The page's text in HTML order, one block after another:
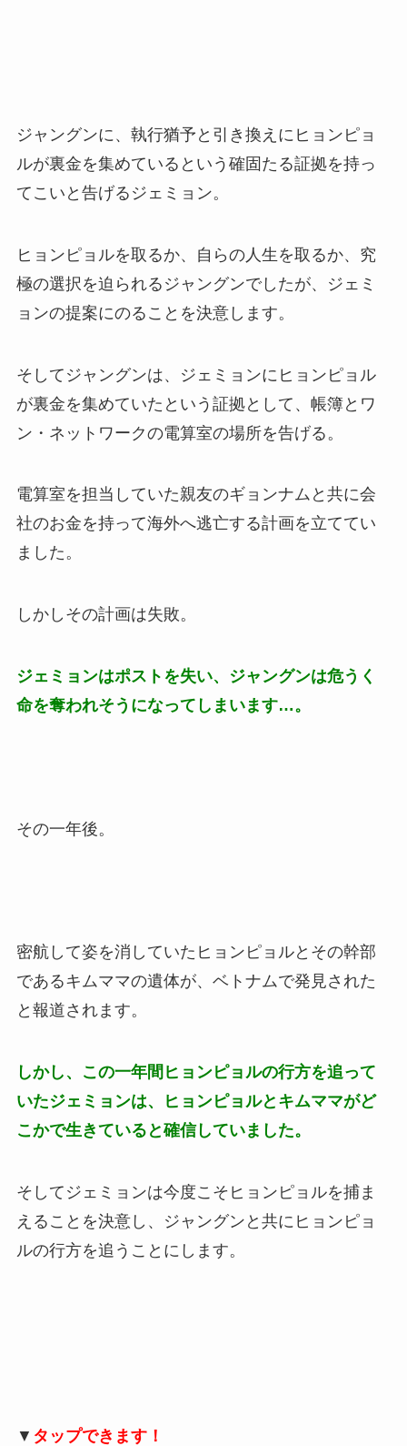
ジャングンに、執行猶予と引き換えにヒョンピョ
ルが裏金を集めているという確固たる証拠を持っ
てこいと告げるジェミョン。
ヒョンピョルを取るか、自らの人生を取るか、究
極の選択を迫られるジャングンでしたが、ジェミ
ョンの提案にのることを決意します。
そしてジャングンは、ジェミョンにヒョンピョル
が裏金を集めていたという証拠として、帳簿とワ
ン・ネットワークの電算室の場所を告げる。
電算室を担当していた親友のギョンナムと共に会
社のお金を持って海外へ逃亡する計画を立ててい
ました。
しかしその計画は失敗。
ジェミョンはポストを失い、ジャングンは危うく
命を奪われそうになってしまいます…。
その一年後。
密航して姿を消していたヒョンピョルとその幹部
であるキムママの遺体が、ベトナムで発見された
と報道されます。
しかし、この一年間ヒョンピョルの行方を追って
いたジェミョンは、ヒョンピョルとキムママがど
こかで生きていると確信していました。
そしてジェミョンは今度こそヒョンピョルを捕ま
えることを決意し、ジャングンと共にヒョンピョ
ルの行方を追うことにします。
▼ タップできます！